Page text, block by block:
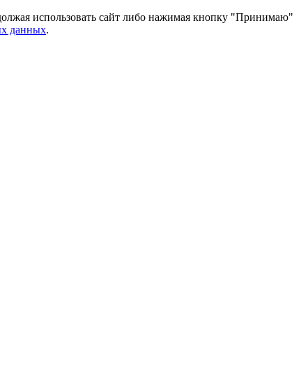
использовать сайт либо нажимая кнопку "Принимаю"
данных.